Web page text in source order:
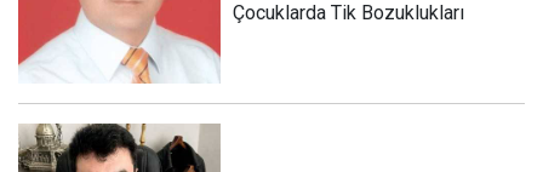
Çocuklarda Tik Bozuklukları